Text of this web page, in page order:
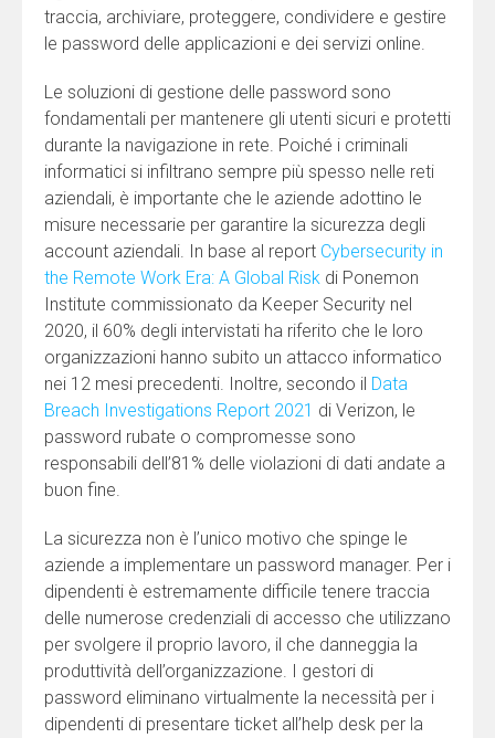
traccia, archiviare, proteggere, condividere e gestire
le password delle applicazioni e dei servizi online.
Le soluzioni di gestione delle password sono
fondamentali per mantenere gli utenti sicuri e protetti
durante la navigazione in rete. Poiché i criminali
informatici si infiltrano sempre più spesso nelle reti
aziendali, è importante che le aziende adottino le
misure necessarie per garantire la sicurezza degli
account aziendali. In base al report Cybersecurity in
the Remote Work Era: A Global Risk di Ponemon
Institute commissionato da Keeper Security nel
2020, il 60% degli intervistati ha riferito che le loro
organizzazioni hanno subito un attacco informatico
nei 12 mesi precedenti. Inoltre, secondo il Data
Breach Investigations Report 2021 di Verizon, le
password rubate o compromesse sono
responsabili dell’81% delle violazioni di dati andate a
buon fine.
La sicurezza non è l’unico motivo che spinge le
aziende a implementare un password manager. Per i
dipendenti è estremamente difficile tenere traccia
delle numerose credenziali di accesso che utilizzano
per svolgere il proprio lavoro, il che danneggia la
produttività dell’organizzazione. I gestori di
password eliminano virtualmente la necessità per i
dipendenti di presentare ticket all’help desk per la